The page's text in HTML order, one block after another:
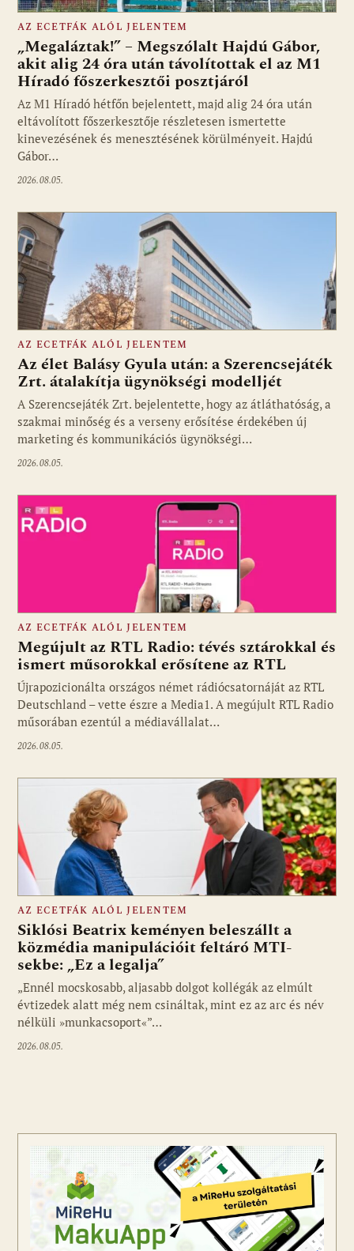
Fotó: media1.hu
AZ ECETFÁK ALÓL JELENTEM
„Megaláztak!” – Megszólalt Hajdú Gábor,
akit alig 24 óra után távolítottak el az M1
Híradó főszerkesztői posztjáról
Az M1 Híradó hétfőn bejelentett, majd alig 24 óra után
eltávolított főszerkesztője részletesen ismertette
kinevezésének és menesztésének körülményeit. Hajdú
Gábor…
2026.08.05.
Fotó: media1.hu
AZ ECETFÁK ALÓL JELENTEM
Az élet Balásy Gyula után: a Szerencsejáték
Zrt. átalakítja ügynökségi modelljét
A Szerencsejáték Zrt. bejelentette, hogy az átláthatóság, a
szakmai minőség és a verseny erősítése érdekében új
marketing és kommunikációs ügynökségi…
2026.08.05.
Fotó: media1.hu
AZ ECETFÁK ALÓL JELENTEM
Megújult az RTL Radio: tévés sztárokkal és
ismert műsorokkal erősítene az RTL
Újrapozicionálta országos német rádiócsatornáját az RTL
Deutschland – vette észre a Media1. A megújult RTL Radio
műsorában ezentúl a médiavállalat…
2026.08.05.
Fotó: media1.hu
AZ ECETFÁK ALÓL JELENTEM
Siklósi Beatrix keményen beleszállt a
közmédia manipulációit feltáró MTI-
sekbe: „Ez a legalja”
„Ennél mocskosabb, aljasabb dolgot kollégák az elmúlt
évtizedek alatt még nem csináltak, mint ez az arc és név
nélküli »munkacsoport«”…
2026.08.05.